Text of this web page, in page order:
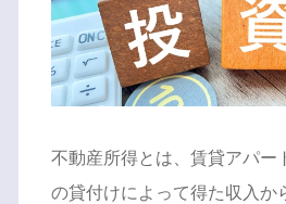
不動産所得とは、賃貸アパー
の貸付けによって得た収入か